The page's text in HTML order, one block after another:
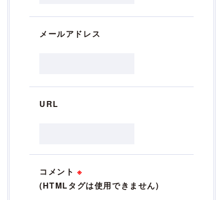
メールアドレス
URL
コメント ※
(HTMLタグは使用できません)